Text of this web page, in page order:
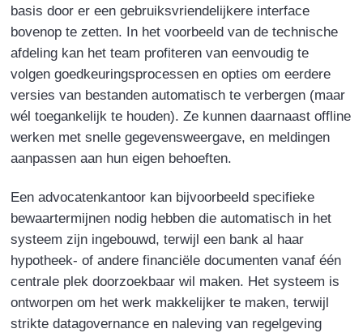
basis door er een gebruiksvriendelijkere interface
bovenop te zetten. In het voorbeeld van de technische
afdeling kan het team profiteren van eenvoudig te
volgen goedkeuringsprocessen en opties om eerdere
versies van bestanden automatisch te verbergen (maar
wél toegankelijk te houden). Ze kunnen daarnaast offline
werken met snelle gegevensweergave, en meldingen
aanpassen aan hun eigen behoeften.
Een advocatenkantoor kan bijvoorbeeld specifieke
bewaartermijnen nodig hebben die automatisch in het
systeem zijn ingebouwd, terwijl een bank al haar
hypotheek- of andere financiële documenten vanaf één
centrale plek doorzoekbaar wil maken. Het systeem is
ontworpen om het werk makkelijker te maken, terwijl
strikte datagovernance en naleving van regelgeving